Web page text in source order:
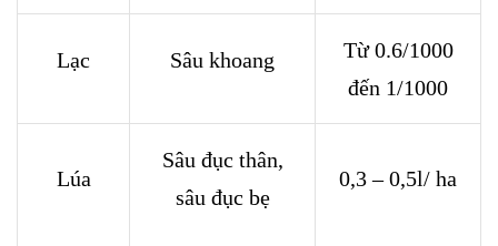
Lạc Sâu khoang
Từ 0.6/1000
đến 1/1000
Lúa
Sâu đục thân,
sâu đục bẹ
0,3 – 0,5l/ ha